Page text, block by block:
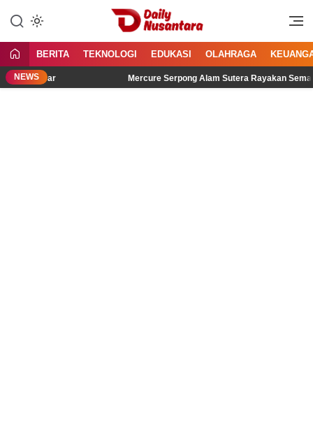
konten
Daily Nusantara
Menyajikan Fakta, Menginspirasi
BERITA TEKNOLOGI EDUKASI OLAHRAGA
NEWS Mercure Serpong Alam Sutera Rayakan Semangat